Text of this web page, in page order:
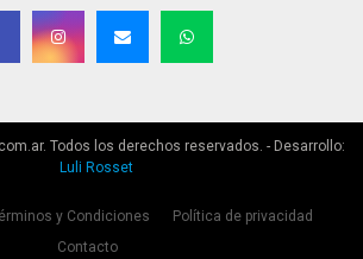
Todos los derechos reservados. - Desarrollo:
Luli Rosset
y Condiciones
Política de privacidad
Contacto